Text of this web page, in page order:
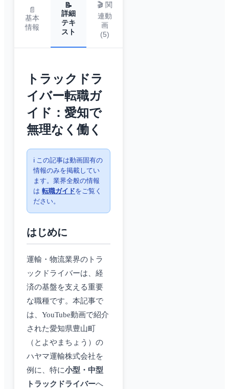
📄
基本
情報
📝
詳細
テキ
スト
🎬 関
連動
画
(5)
トラックドラ
イバー転職ガ
イド：愛知で
無理なく働く
ℹ️ この記事は動画固有の
情報のみを掲載してい
ます。業界全般の情報
は 転職ガイドをご覧く
ださい。
はじめに
運輸・物流業界のトラ
ックドライバーは、経
済の基盤を支える重要
な職種です。本記事で
は、YouTube動画で紹介
された愛知県豊山町
（とよやまちょう）の
ハヤマ運輸株式会社を
例に、特に小型・中型
トラックドライバーへ